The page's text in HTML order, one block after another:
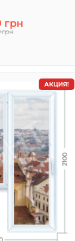
грн
грн
АКЦИЯ!